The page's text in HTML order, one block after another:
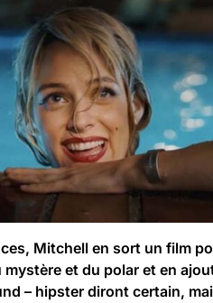
Mitchell en sort un film
mystère et du polar et en
– hipster diront certain,